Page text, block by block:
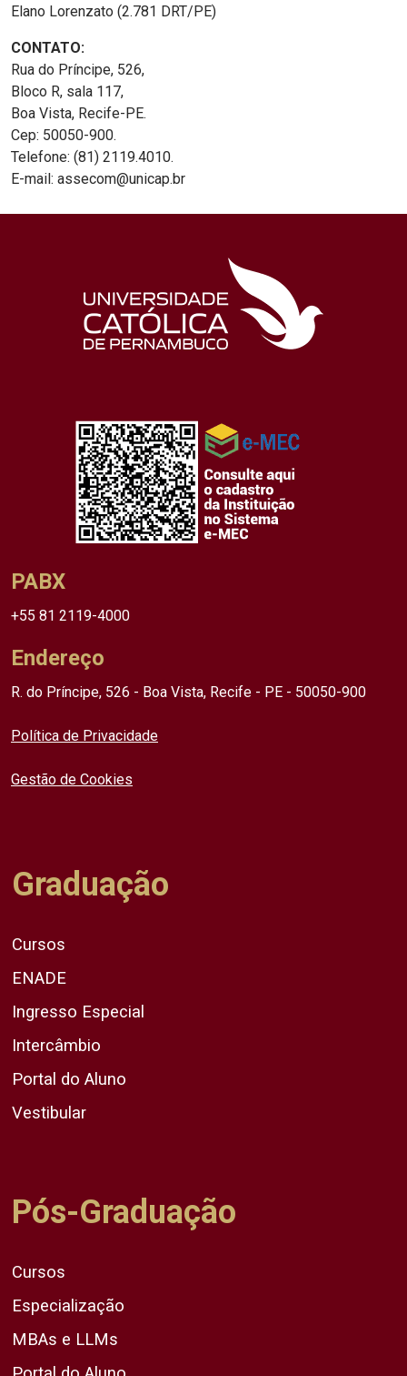
Elano Lorenzato (2.781 DRT/PE)
CONTATO:
Rua do Príncipe, 526,
Bloco R, sala 117,
Boa Vista, Recife-PE.
Cep: 50050-900.
Telefone: (81) 2119.4010.
E-mail: assecom@unicap.br
PABX
+55 81 2119-4000
Endereço
R. do Príncipe, 526 - Boa Vista, Recife - PE - 50050-900
Política de Privacidade
Gestão de Cookies
Graduação
Cursos
ENADE
Ingresso Especial
Intercâmbio
Portal do Aluno
Vestibular
Pós-Graduação
Cursos
Especialização
MBAs e LLMs